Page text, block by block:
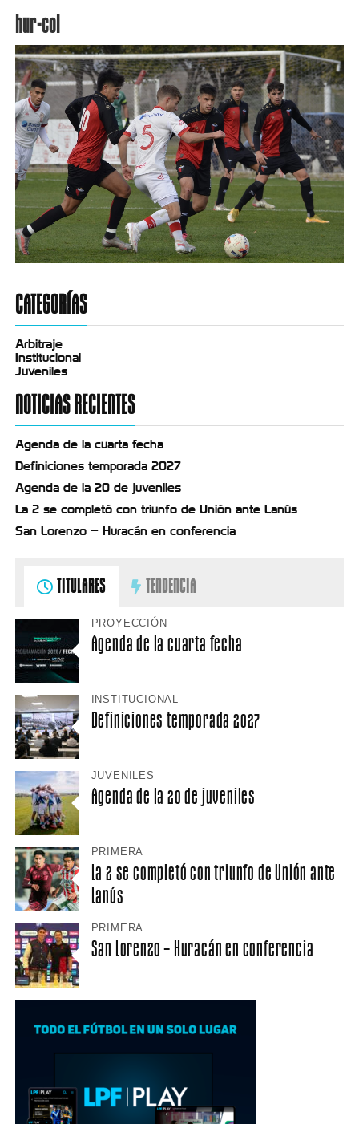
hur-col
CATEGORÍAS
Arbitraje
Institucional
Juveniles
NOTICIAS RECIENTES
Agenda de la cuarta fecha
Definiciones temporada 2027
Agenda de la 20 de juveniles
La 2 se completó con triunfo de Unión ante Lanús
San Lorenzo – Huracán en conferencia
TITULARES TENDENCIA
PROYECCIÓN
Agenda de la cuarta fecha
INSTITUCIONAL
Definiciones temporada 2027
JUVENILES
Agenda de la 20 de juveniles
PRIMERA
La 2 se completó con triunfo de Unión ante
Lanús
PRIMERA
San Lorenzo – Huracán en conferencia